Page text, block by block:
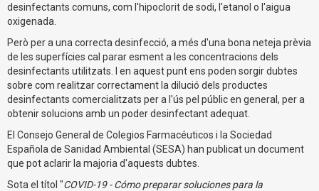
desinfectants comuns, com l'hipoclorit de sodi, l'etanol o l'aigua
oxigenada.
Però per a una correcta desinfecció, a més d'una bona neteja prèvia
de les superfícies cal parar esment a les concentracions dels
desinfectants utilitzats. I en aquest punt ens poden sorgir dubtes
sobre com realitzar correctament la dilució dels productes
desinfectants comercialitzats per a l'ús pel públic en general, per a
obtenir solucions amb un poder desinfectant adequat.
El Consejo General de Colegios Farmacéuticos i la Sociedad
Española de Sanidad Ambiental (SESA) han publicat un document
que pot aclarir la majoria d'aquests dubtes.
Sota el títol "COVID-19 - Cómo preparar soluciones para la